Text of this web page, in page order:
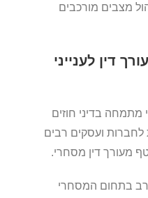
מצבים מורכבים
דין לענייני
מתמחה בדיני חוזים
ועסקים רבים
מעורך דין מסחרי.
רב בתחום המסחרי